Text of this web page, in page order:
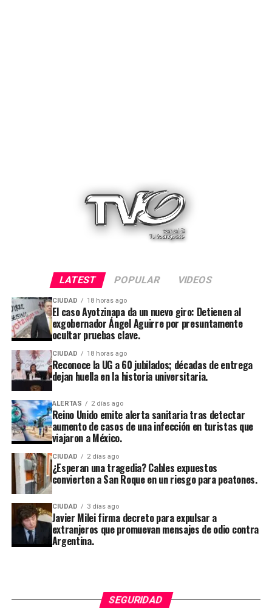
LATEST POPULAR VIDEOS
CIUDAD 18 horas ago
El caso Ayotzinapa da un nuevo giro: Detienen al
exgobernador Ángel Aguirre por presuntamente
ocultar pruebas clave.
CIUDAD 18 horas ago
Reconoce la UG a 60 jubilados; décadas de entrega
dejan huella en la historia universitaria.
ALERTAS 2 días ago
Reino Unido emite alerta sanitaria tras detectar
aumento de casos de una infección en turistas que
viajaron a México.
CIUDAD 2 días ago
¿Esperan una tragedia? Cables expuestos
convierten a San Roque en un riesgo para peatones.
CIUDAD 3 días ago
Javier Milei firma decreto para expulsar a
extranjeros que promuevan mensajes de odio contra
Argentina.
SEGURIDAD